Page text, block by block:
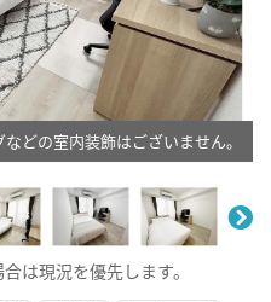
どの室内装飾はございません。
は現況を優先します。